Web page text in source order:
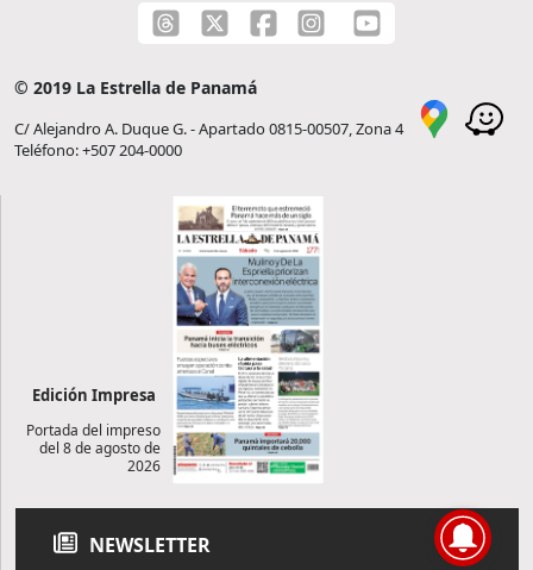
© 2019 La Estrella de Panamá
C/ Alejandro A. Duque G. - Apartado 0815-00507, Zona 4
Teléfono: +507 204-0000
Edición Impresa
Portada del impreso
del 8 de agosto de
2026
NEWSLETTER